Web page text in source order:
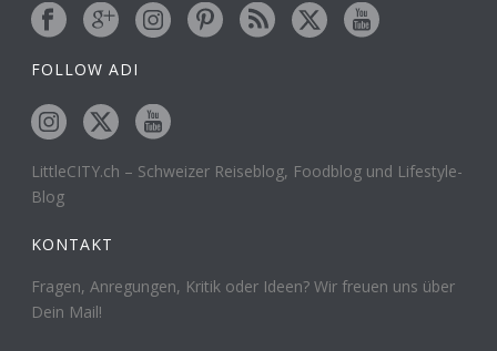
FOLLOW ADI
LittleCITY.ch – Schweizer Reiseblog, Foodblog und Lifestyle-
Blog
KONTAKT
Fragen, Anregungen, Kritik oder Ideen? Wir freuen uns über
Dein Mail!